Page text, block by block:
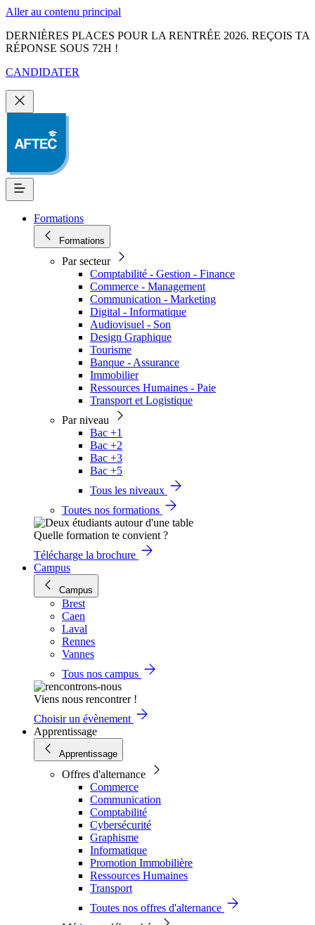
Aller au contenu principal
DERNIÈRES PLACES POUR LA RENTRÉE 2026. REÇOIS TA
RÉPONSE SOUS 72H !
CANDIDATER
Formations
Formations
Par secteur
Comptabilité - Gestion - Finance
Commerce - Management
Communication - Marketing
Digital - Informatique
Audiovisuel - Son
Design Graphique
Tourisme
Banque - Assurance
Immobilier
Ressources Humaines - Paie
Transport et Logistique
Par niveau
Bac +1
Bac +2
Bac +3
Bac +5
Tous les niveaux
Toutes nos formations
Quelle formation te convient ?
Télécharge la brochure
Campus
Campus
Brest
Caen
Laval
Rennes
Vannes
Tous nos campus
Viens nous rencontrer !
Choisir un évènement
Apprentissage
Apprentissage
Offres d'alternance
Commerce
Communication
Comptabilité
Cybersécurité
Graphisme
Informatique
Promotion Immobilière
Ressources Humaines
Transport
Toutes nos offres d'alternance